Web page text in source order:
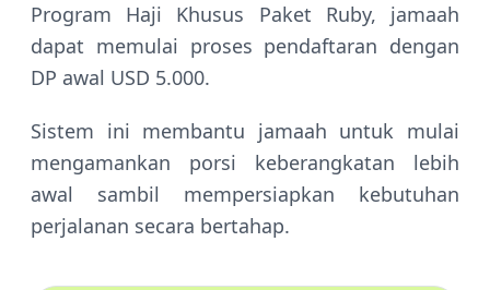
Program Haji Khusus Paket Ruby, jamaah
dapat memulai proses pendaftaran dengan
DP awal USD 5.000.
Sistem ini membantu jamaah untuk mulai
mengamankan porsi keberangkatan lebih
awal sambil mempersiapkan kebutuhan
perjalanan secara bertahap.